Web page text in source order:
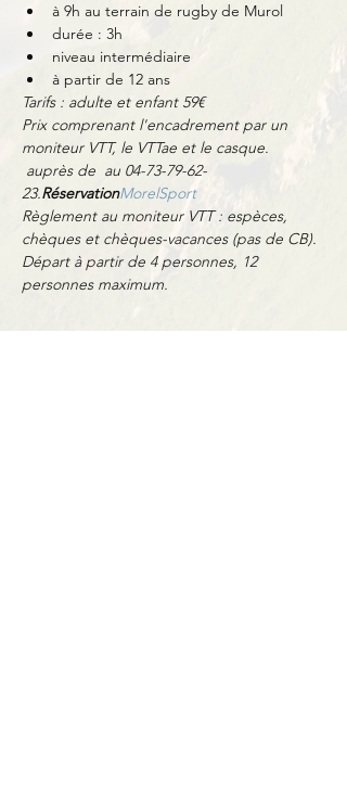
à 9h au terrain de rugby de Murol
durée : 3h
niveau intermédiaire
à partir de 12 ans
Tarifs : adulte et enfant 59€
Prix comprenant l'encadrement par un
moniteur VTT, le VTTae et le casque.
auprès de au 04-73-79-62-
23.RéservationMorelSport
Règlement au moniteur VTT : espèces,
chèques et chèques-vacances (pas de CB).
Départ à partir de 4 personnes, 12
personnes maximum.